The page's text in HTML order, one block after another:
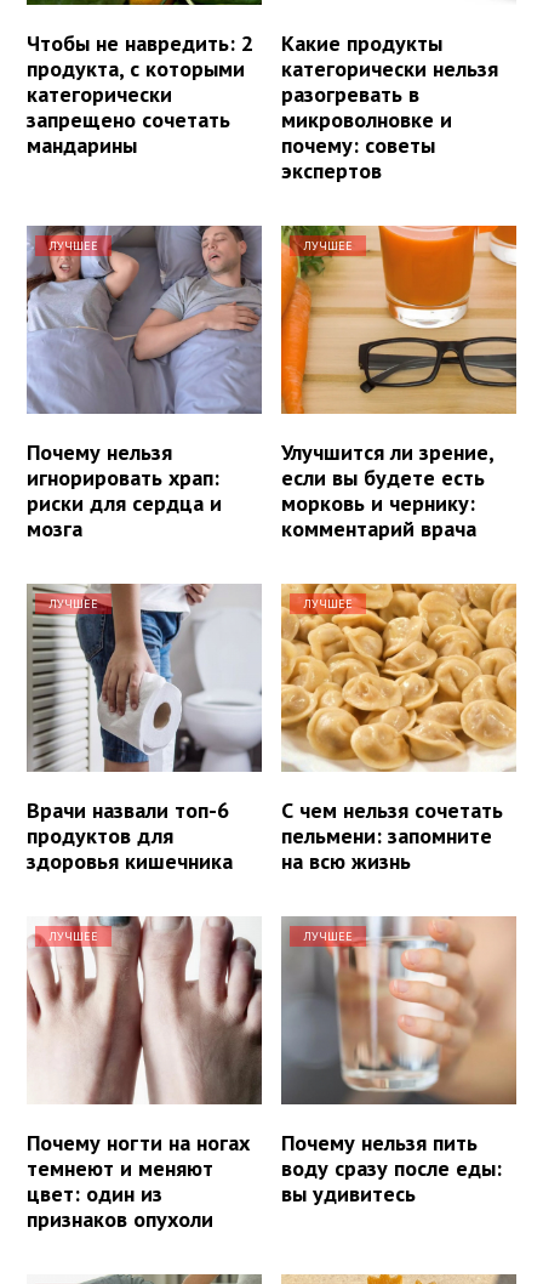
Чтобы не навредить: 2
продукта, с которыми
категорически
запрещено сочетать
мандарины
Какие продукты
категорически нельзя
разогревать в
микроволновке и
почему: советы
экспертов
ЛУЧШЕЕ
Почему нельзя
игнорировать храп:
риски для сердца и
мозга
ЛУЧШЕЕ
Улучшится ли зрение,
если вы будете есть
морковь и чернику:
комментарий врача
ЛУЧШЕЕ
Врачи назвали топ-6
продуктов для
здоровья кишечника
ЛУЧШЕЕ
С чем нельзя сочетать
пельмени: запомните
на всю жизнь
ЛУЧШЕЕ
Почему ногти на ногах
темнеют и меняют
цвет: один из
признаков опухоли
ЛУЧШЕЕ
Почему нельзя пить
воду сразу после еды:
вы удивитесь